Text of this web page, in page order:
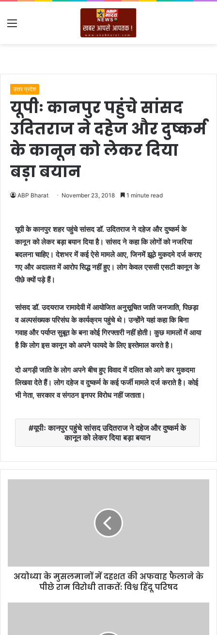
Menu
उत्तर प्रदेश
यूपीः कानपुर पहुंचे सांसद
उदितराज ने दहेज और दुष्कर्म
के कानून को लेकर दिया
बड़ा बयान
ABP Bharat November 23, 2018 1 minute read
यूपी के कानपुर शहर पहुंचे सांसद डॉ. उदितराज ने दहेज और दुष्कर्म के
कानून को लेकर बड़ा बयान दिया है। सांसद ने कहा कि लोगों को नजरिया
बदलना चाहिए। देशभर में कई ऐसे मामले आए, जिनमें झूठे मुकदमे दर्ज कराए
गए और अदालत में आरोप सिद्ध नहीं हुए। लोग केवल एससी एसटी कानून के
पीछे क्यों पड़े हैं।
सांसद डॉ. उदयराज रामादेवी में आयोजित अनुसूचित जाति जनजाति, पिछड़ा
व अल्पसंख्यक परिसंघ के कार्यक्रम पहुंचे थे। उन्होेंने यहां कहा कि बिना
गवाह और पर्याप्त सुबूत के बना कोई गिरफ्तारी नहीं होती। कुछ मामलों में आया
है कि लोग इस कानून को अपने फायदे के लिए इस्तेमाल करते है।
दो अगड़ी जाति के लोग अपने बीच हुए विवाद में दलित को आगे कर मुकदमा
लिखवा देते हैं। लोग दहेज व दुष्कर्म के कई फर्जी मामले दर्ज कराते है। कोई
भी नेता, सरकार व संगठन इनपर विरोध नहीं जताता।
यूपीः कानपुर पहुंचे सांसद उदितराज ने दहेज और दुष्कर्म के
कानून को लेकर दिया बड़ा बयान
अयोध्या के मुसलमानों में दहशत की अफवाह फैलाने के
पीछे राम विरोधी ताकतें: विश्व हिंदू परिषद